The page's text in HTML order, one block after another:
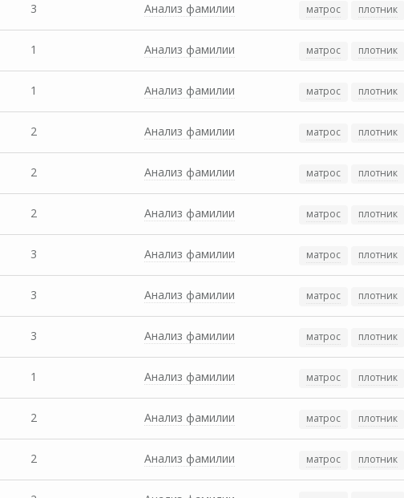
3 Анализ фамилии матрос плотник
1 Анализ фамилии матрос плотник
1 Анализ фамилии матрос плотник
2 Анализ фамилии матрос плотник
2 Анализ фамилии матрос плотник
2 Анализ фамилии матрос плотник
3 Анализ фамилии матрос плотник
3 Анализ фамилии матрос плотник
3 Анализ фамилии матрос плотник
1 Анализ фамилии матрос плотник
2 Анализ фамилии матрос плотник
2 Анализ фамилии матрос плотник